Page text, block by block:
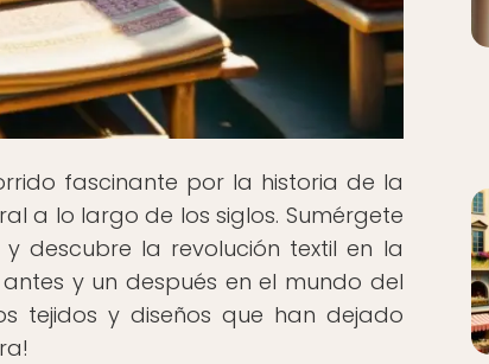
fascinante por la historia de la
a lo largo de los siglos. Sumérgete
descubre la revolución textil en la
y un después en el mundo del
tejidos y diseños que han dejado